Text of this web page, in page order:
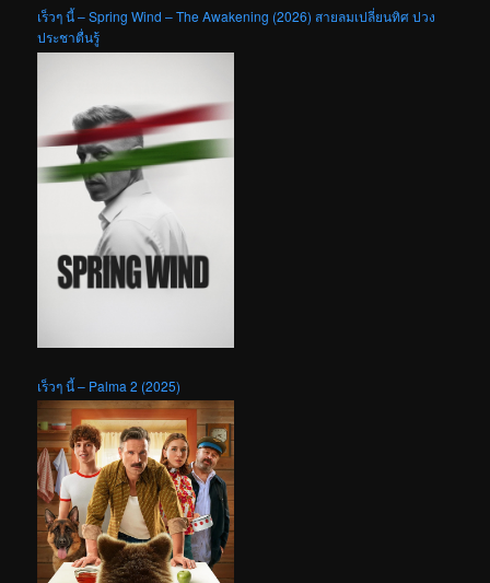
เร็วๆ นี้ – Spring Wind – The Awakening (2026) สายลมเปลี่ยนทิศ ปวง
ประชาตื่นรู้
เร็วๆ นี้ – Palma 2 (2025)